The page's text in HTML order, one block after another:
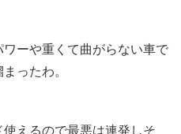
ーや重くて曲がらない車で
ったわ。
使えるので最悪は連発しそ